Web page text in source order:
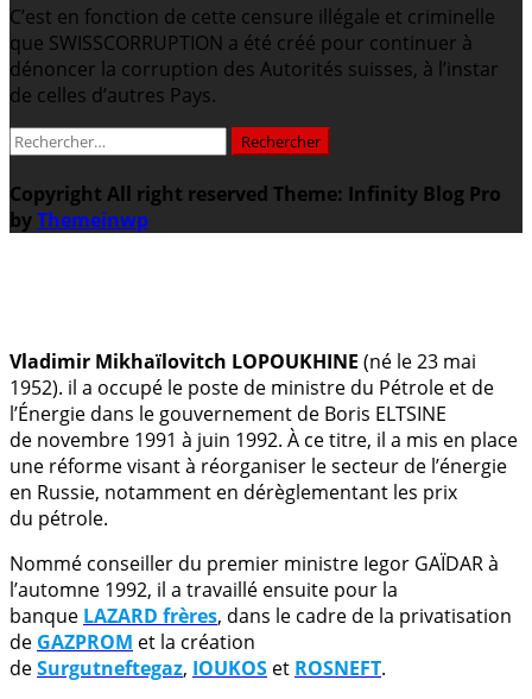
C’est en fonction de cette censure illégale et criminelle
que SWISSCORRUPTION a été créé pour continuer à
dénoncer la corruption des Autorités suisses, à l’instar
de celles d’autres Pays.
Rechercher :
Copyright All right reserved Theme: Infinity Blog Pro
byThemeinwp
Vladimir Mikhaïlovitch LOPOUKHINE (né le 23 mai
1952). il a occupé le poste de ministre du Pétrole et de
l’Énergie dans le gouvernement de Boris ELTSINE
de novembre 1991 à juin 1992. À ce titre, il a mis en place
une réforme visant à réorganiser le secteur de l’énergie
en Russie, notamment en dérèglementant les prix
du pétrole.
Nommé conseiller du premier ministre Iegor GAÏDAR à
l’automne 1992, il a travaillé ensuite pour la
banque LAZARD frères, dans le cadre de la privatisation
de GAZPROM et la création
deSurgutneftegaz, IOUKOS et ROSNEFT.